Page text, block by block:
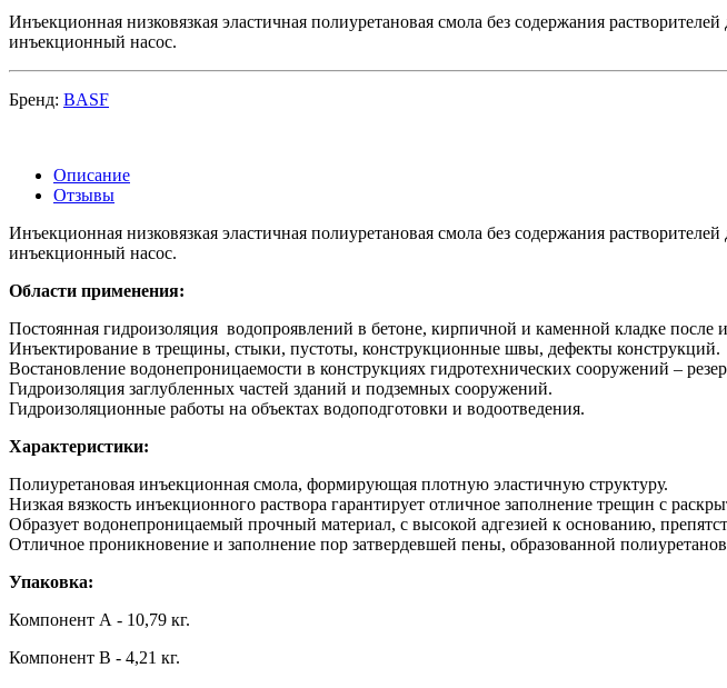
Инъекционная низковязкая эластичная полиуретановая смола без содержания
инъекционный насос.
Бренд: BASF
Описание
Отзывы
Инъекционная низковязкая эластичная полиуретановая смола без содержания
инъекционный насос.
Области применения:
Постоянная гидроизоляция водопроявлений в бетоне, кирпичной и каменной кладке после
Инъектирование в трещины, стыки, пустоты, конструкционные швы, дефекты конструкций.
Востановление водонепроницаемости в конструкциях гидротехнических сооружений –
Гидроизоляция заглубленных частей зданий и подземных сооружений.
Гидроизоляционные работы на объектах водоподготовки и водоотведения.
Характеристики:
Полиуретановая инъекционная смола, формирующая плотную эластичную структуру.
Низкая вязкость инъекционного раствора гарантирует отличное заполнение трещин с
Образует водонепроницаемый прочный материал, с высокой адгезией к основанию,
Отличное проникновение и заполнение пор затвердевшей пены, образованной
Упаковка:
Компонент А - 10,79 кг.
Компонент В - 4,21 кг.